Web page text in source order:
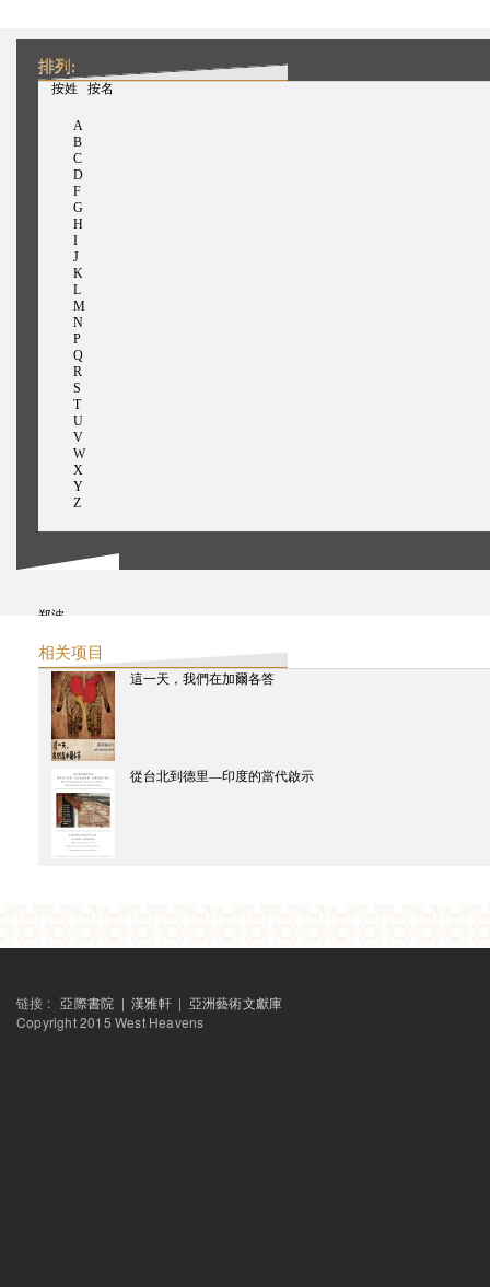
排列:
按姓
（活动标签） 按名
A
B
C
D
F
G
H
I
J
K
L
M
N
P
Q
R
S
T
U
V
W
X
Y
Z
郑波
鄭慧華
张经纬
卓嘉健
赵静蓉
者来
周秦
张汝伦
鍾適芳
朱生坚
赵汀阳
周耀辉
章益
相关项目
這一天，我們在加爾各答
從台北到德里—印度的當代啟示
链接 :亞際書院 |漢雅軒 | 亞洲藝術文獻庫
Copyright 2015 West Heavens